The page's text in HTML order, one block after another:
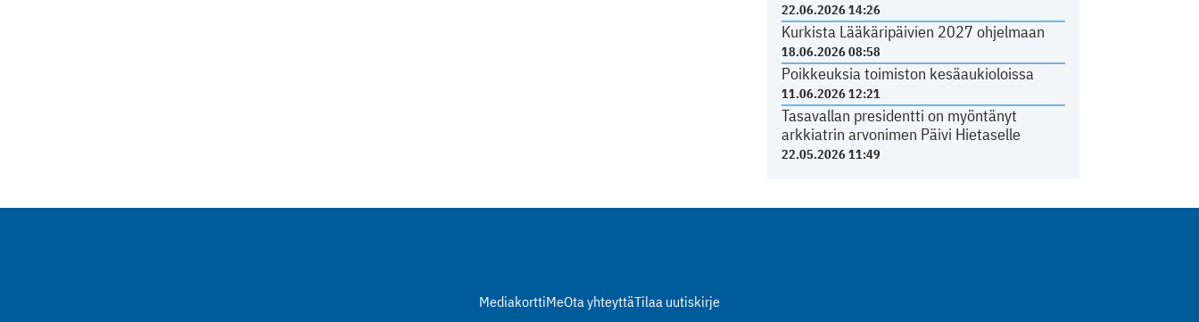
22.06.2026 14:26
Kurkista Lääkäripäivien 2027 ohjelmaan
18.06.2026 08:58
Poikkeuksia toimiston kesäaukioloissa
11.06.2026 12:21
Tasavallan presidentti on myöntänyt
arkkiatrin arvonimen Päivi Hietaselle
22.05.2026 11:49
MediakorttiMeOta yhteyttäTilaa uutiskirje